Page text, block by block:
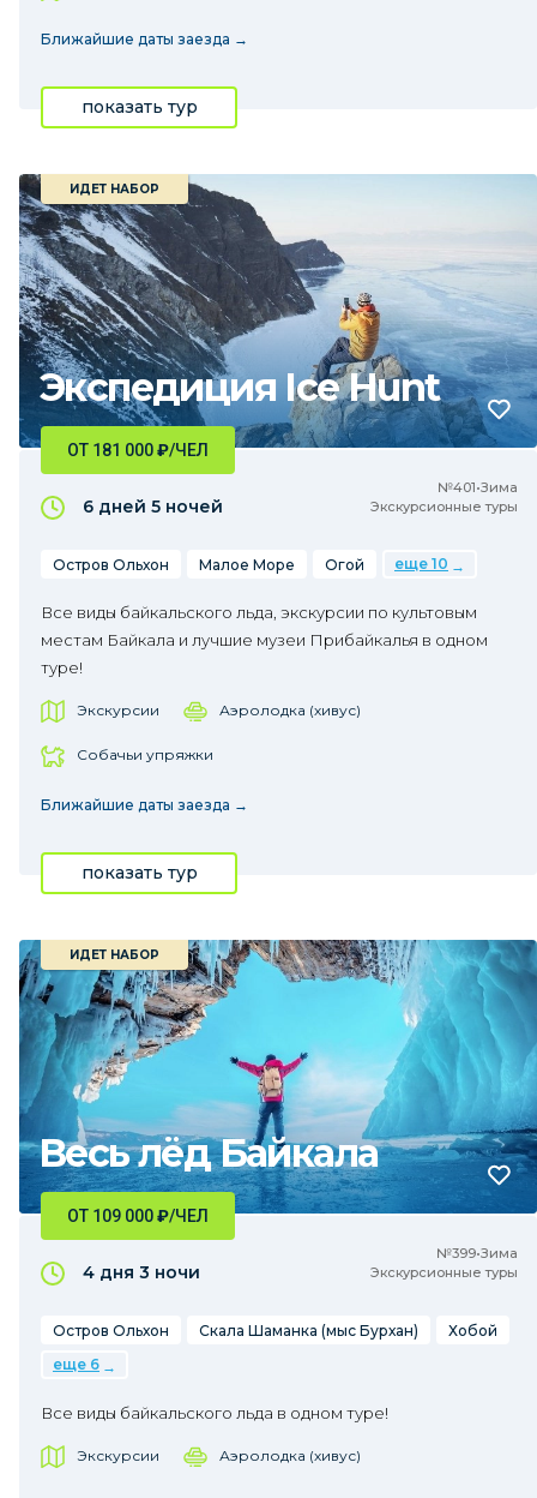
Ближайшие даты заезда →
показать тур
Экспедиция Ice Hunt
ИДЕТ НАБОР
№401•Зима
Экскурсионные туры
ОТ 181 000₽/ЧЕЛ
6 дней 5 ночей
Остров Ольхон Малое Море Огой еще 10
Все виды байкальского льда, экскурсии по культовым
местам Байкала и лучшие музеи Прибайкалья в одном
туре!
Экскурсии Аэролодка (хивус)
Собачьи упряжки
Ближайшие даты заезда →
показать тур
Весь лёд Байкала
ИДЕТ НАБОР
№399•Зима
Экскурсионные туры
ОТ 109 000₽/ЧЕЛ
4 дня 3 ночи
Остров Ольхон Скала Шаманка (мыс Бурхан)
Хобой
еще 6
Все виды байкальского льда в одном туре!
Экскурсии Аэролодка (хивус)